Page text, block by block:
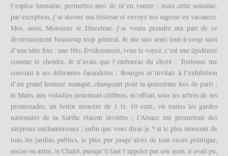
l’espèce humaine, permettez-moi de m’en vanter ; mais cette semaine,
par exception, j’ai secoué ma tristesse et envoyé ma sagesse en vacances.
Moi, aussi, Monsieur le Directeur, j’ai voulu prendre ma part de ce
divertissement beaucoup trop général. Je me suis senti tout-à-coup saisi
d’une idée fixe : une fête. Évidemment, vous le voyez, c’est une épidémie
comme le choléra. Je n’avais que l’embarras du choix : Toulouse me
conviait à ses délirantes farandoles ; Bourges m’invitait à l’exhibition
d’un grand homme manqué, changeant pour la quinzième fois de parti ;
le Mans, aux volailles justement célèbres, m’offrait, sous les arbres de ses
promenades, un festin monstre de 1 fr. 10 cent., où toutes les gardes
nationales de la Sarthe étaient invitées ; l’Alsace me promettait des
surprises enchanteresses ; enfin que vous dirai-je ? si le plus innocent de
tous les jardins publics, le plus pur jusqu’alors de tout excès politique,
social ou autre, le Chalet, puisqu’il faut l’appeler par son nom, n’avait pu,